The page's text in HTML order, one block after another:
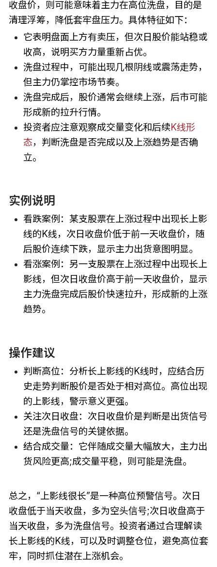
收盘价，则可能意味着主力在高位洗盘，目的是
清理浮筹，降低套牢盘压力。具体特征如下：
它表明盘面上方有卖压，但次日股价能站稳或
收高，说明买方力量重新占优。
洗盘过程中，可能出现几根阴线或震荡走势，
但主力仍掌控市场节奏。
洗盘完成后，股价通常会继续上涨，后市可能
形成新的拉升行情。
投资者应注意观察成交量变化和后续K线形
态，判断洗盘是否完成以及上涨趋势是否确
立。
实例说明
看跌案例：某支股票在上涨过程中出现长上影
线的K线，次日收盘价低于前一天收盘价，随
后股价连续下跌，显示主力出货意图明显。
看涨案例：另一支股票在上涨过程中出现长上
影线，但次日收盘价高于前一天收盘价，显示
主力洗盘完成后股价快速拉升，形成新的上涨
趋势。
操作建议
判断高位：分析长上影线的K线时，应结合历
史走势判断股价是否处于相对高位。高位出现
的上影线，警示意义更强。
关注次日收盘：次日收盘价是判断是出货信号
还是洗盘信号的关键依据。
结合成交量：它伴随成交量大幅放大，主力出
货风险更高;成交量平稳，则可能是洗盘。
总之，“上影线很长”是一种高位预警信号。次日
收盘低于当天收盘，多为空头信号;次日收盘高于
当天收盘，多为洗盘信号。投资者通过合理解读
长上影线的K线，可以及时调整仓位，避免高位套
牢，同时抓住潜在上涨机会。